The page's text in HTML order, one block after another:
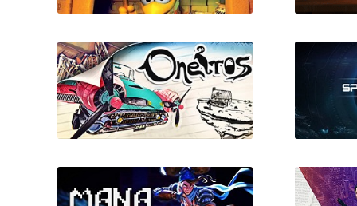
Moorhuhn Shatzjager 3
(Морхухн Джонс 3: Тайна